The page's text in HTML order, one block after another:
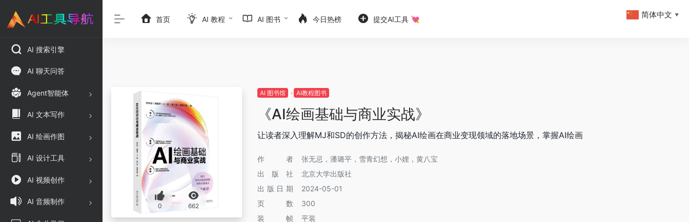
AI 搜索引擎
AI 聊天问答
Agent智能体
AI 文本写作
AI 绘画作图
AI 设计工具
AI 视频创作
AI 音频制作
首页 AI 教程 AI 图书 今日热榜 提交AI工具 💘
0 662
AI 图书馆 AI教程图书
《AI绘画基础与商业实战》
让读者深入理解MJ和SD的创作方法，揭秘AI绘画在商业变现领域的落地场景，掌握AI绘画
作者
张无忌，潘璐平，雪青幻想，小娌，黄八宝
出版社
北京大学出版社
出版日期
2024-05-01
页数
300
装帧
平装
简体中文 ▼